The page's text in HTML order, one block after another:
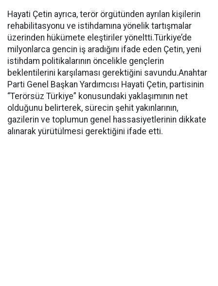
Hayati Çetin ayrıca, terör örgütünden ayrılan kişilerin
rehabilitasyonu ve istihdamına yönelik tartışmalar
üzerinden hükümete eleştiriler yöneltti.Türkiye’de
milyonlarca gencin iş aradığını ifade eden Çetin, yeni
istihdam politikalarının öncelikle gençlerin
beklentilerini karşılaması gerektiğini savundu.Anahtar
Parti Genel Başkan Yardımcısı Hayati Çetin, partisinin
“Terörsüz Türkiye” konusundaki yaklaşımının net
olduğunu belirterek, sürecin şehit yakınlarının,
gazilerin ve toplumun genel hassasiyetlerinin dikkate
alınarak yürütülmesi gerektiğini ifade etti.